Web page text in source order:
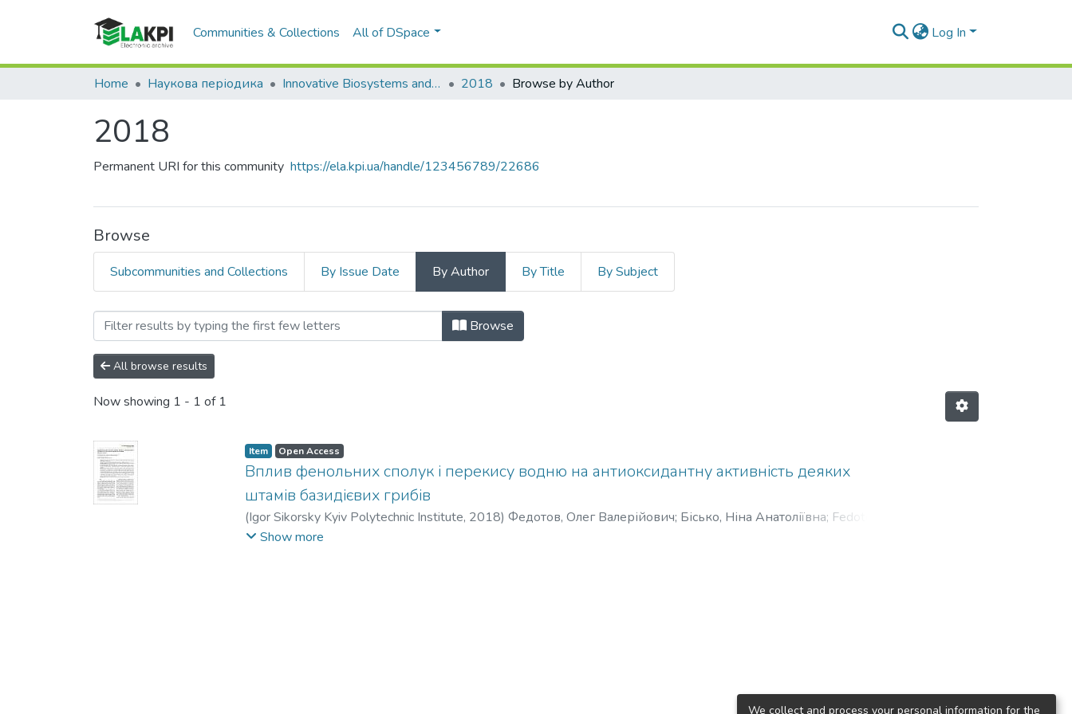
Communities & Collections All of DSpace Log In
Home Наукова періодика Innovative Biosystems and Bioengineering 2018 Browse by Author
2018
Permanent URI for this community https://ela.kpi.ua/handle/123456789/22686
Browse
Subcommunities and Collections By Issue Date By Author By Title By Subject
Browsing 2018 by Author "Fedotov, Oleh V."
Browse
All browse results
Now showing 1 - 1 of 1
Item Open Access
Вплив фенольних сполук і перекису водню на антиоксидантну активність деяких
штамів базидієвих грибів
(Igor Sikorsky Kyiv Polytechnic Institute, 2018) Федотов, Олег Валерійович; Бісько, Ніна Анатоліївна; Fedotov,
Oleh V.;Bisko, Nina A.
Show more
We collect and process your personal information for the